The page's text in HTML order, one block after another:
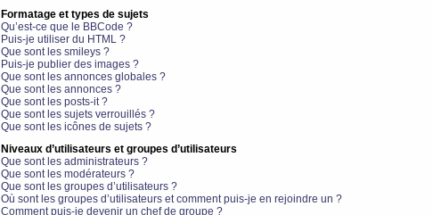
Formatage et types de sujets
Qu’est-ce que le BBCode ?
Puis-je utiliser du HTML ?
Que sont les smileys ?
Puis-je publier des images ?
Que sont les annonces globales ?
Que sont les annonces ?
Que sont les posts-it ?
Que sont les sujets verrouillés ?
Que sont les icônes de sujets ?
Niveaux d’utilisateurs et groupes d’utilisateurs
Que sont les administrateurs ?
Que sont les modérateurs ?
Que sont les groupes d’utilisateurs ?
Où sont les groupes d’utilisateurs et comment puis-je en rejoindre un ?
Comment puis-je devenir un chef de groupe ?